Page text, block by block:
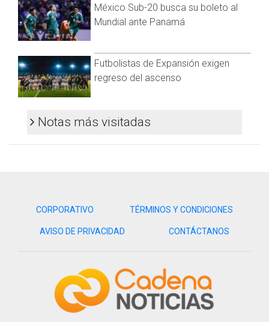
México Sub-20 busca su boleto al
Mundial ante Panamá
Futbolistas de Expansión exigen
regreso del ascenso
Notas más visitadas
CORPORATIVO TÉRMINOS Y CONDICIONES
AVISO DE PRIVACIDAD CONTÁCTANOS